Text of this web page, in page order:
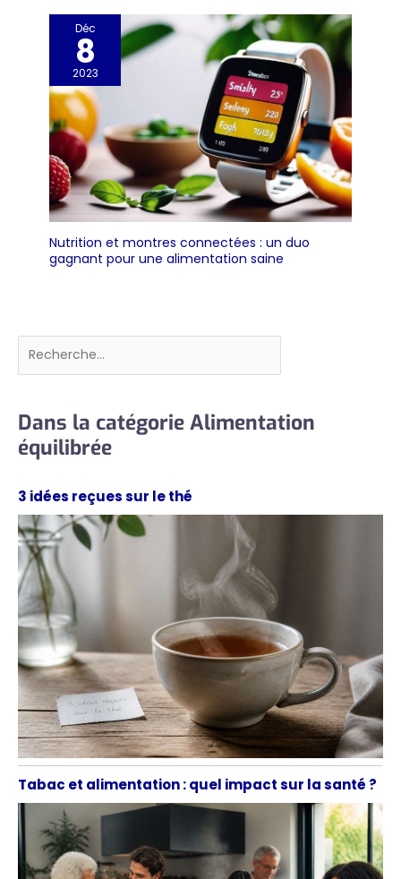
Déc
8
2023
Nutrition et montres connectées : un duo
gagnant pour une alimentation saine
Rechercher
Dans la catégorie Alimentation
équilibrée
3 idées reçues sur le thé
Tabac et alimentation : quel impact sur la santé ?